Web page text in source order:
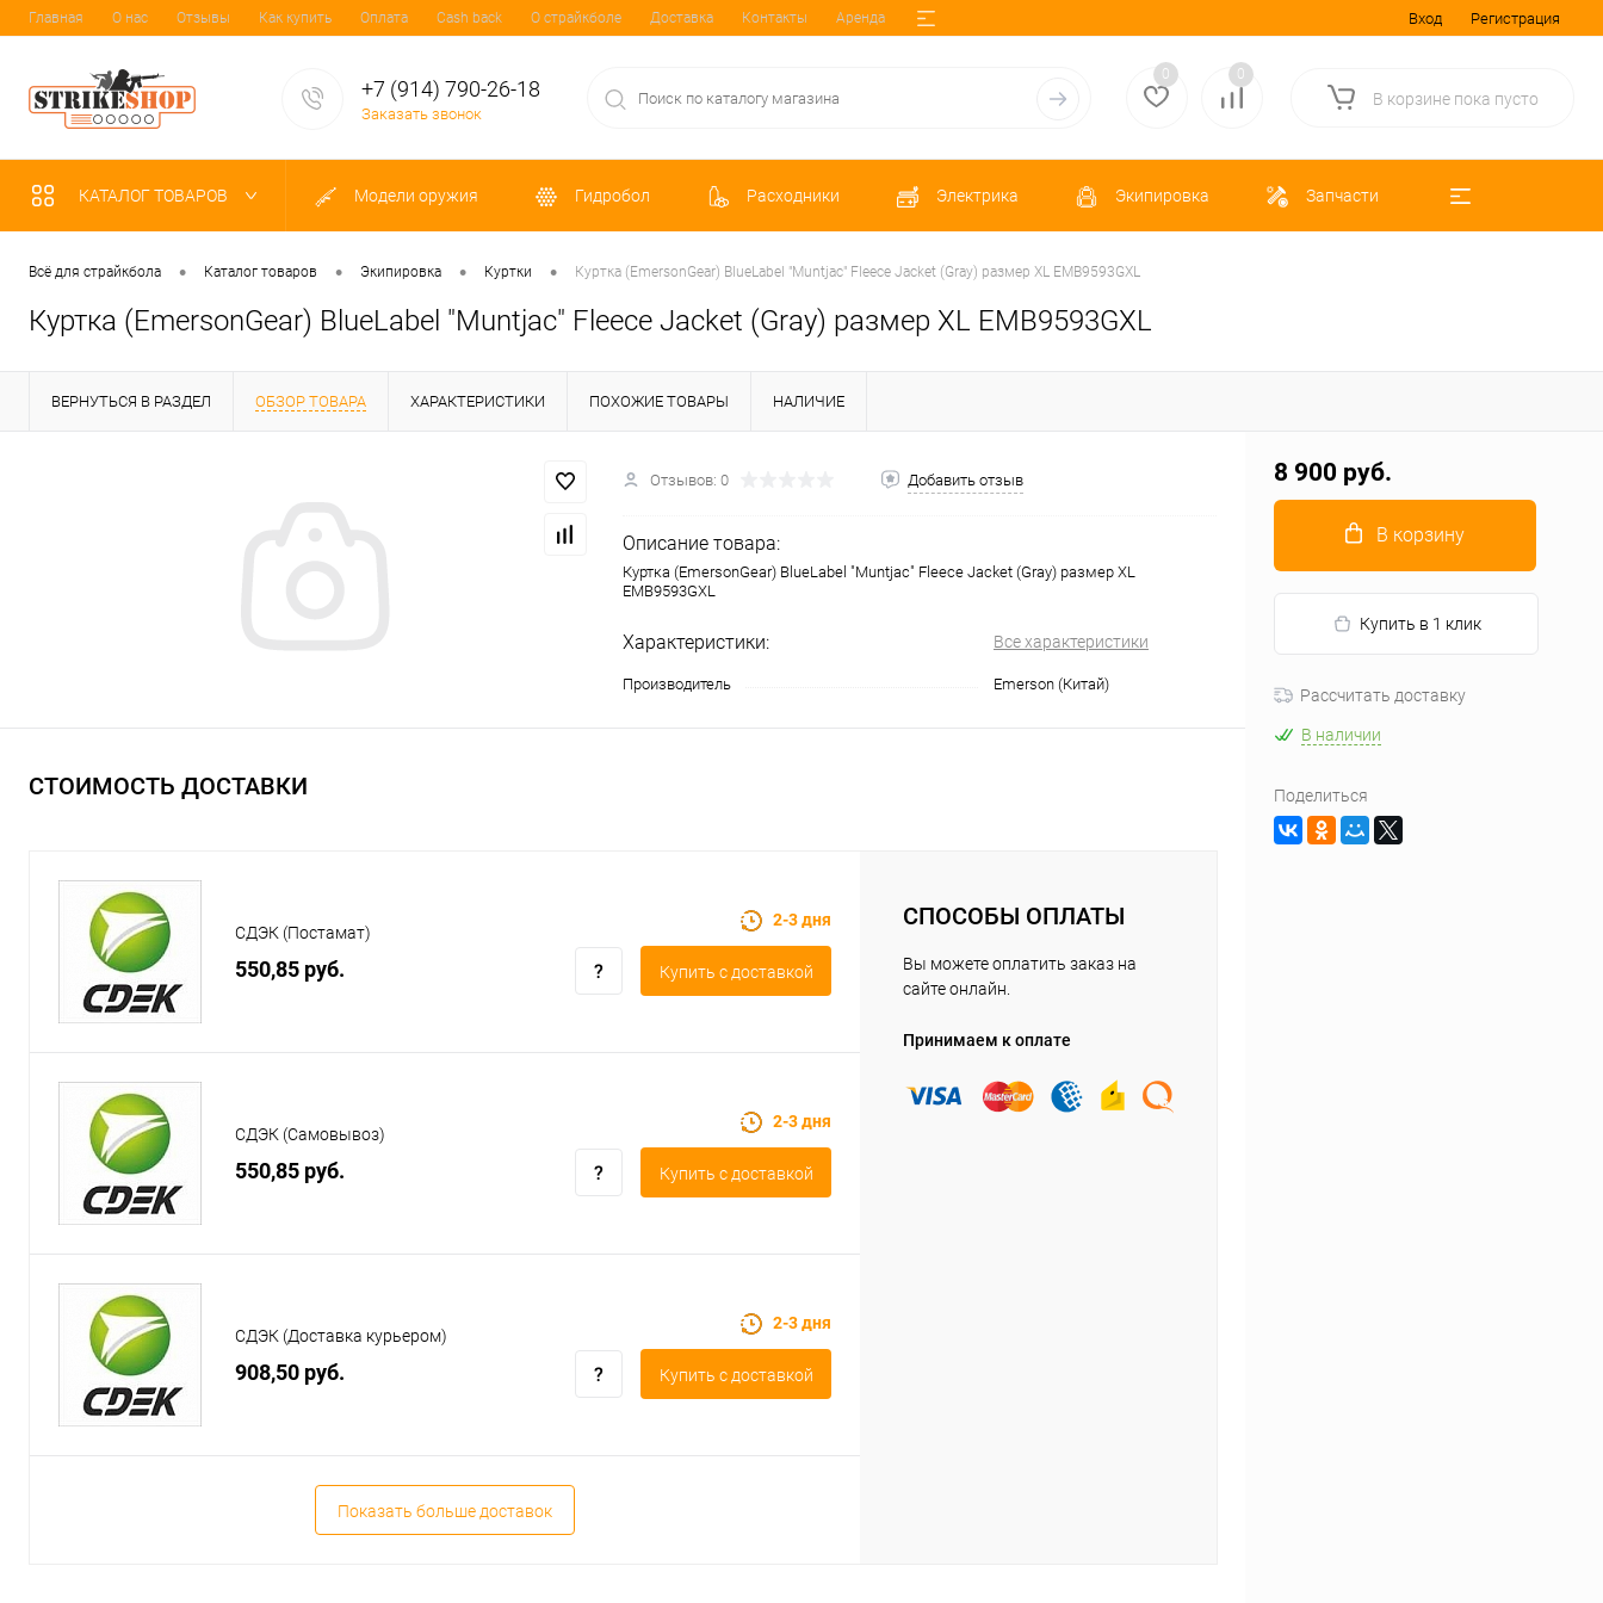
Главная О нас Отзывы Как купить Оплата Cash back О страйкболе Доставка Контакты Аренда Вход Регистрация
+7 (914) 790-26-18
Заказать звонок
0 0
В корзине пока пусто
КАТАЛОГ ТОВАРОВ Модели оружия Гидробол Расходники Электрика Экипировка Запчасти
Всё для страйкбола • Каталог товаров • Экипировка • Куртки • Куртка (EmersonGear) BlueLabel "Muntjac" Fleece Jacket (Gray) размер XL EMB9593GXL
Куртка (EmersonGear) BlueLabel "Muntjac" Fleece Jacket (Gray) размер XL EMB9593GXL
ВЕРНУТЬСЯ В РАЗДЕЛ ОБЗОР ТОВАРА ХАРАКТЕРИСТИКИ ПОХОЖИЕ ТОВАРЫ НАЛИЧИЕ
Отзывов: 0 Добавить отзыв
Описание товара:
Куртка (EmersonGear) BlueLabel "Muntjac" Fleece Jacket (Gray) размер XL
EMB9593GXL
Характеристики: Все характеристики
Производитель Emerson (Китай)
СТОИМОСТЬ ДОСТАВКИ
СДЭК (Постамат)
550,85 руб.
2-3 дня
Купить c доставкой
СДЭК (Самовывоз)
550,85 руб.
2-3 дня
Купить c доставкой
СДЭК (Доставка курьером)
908,50 руб.
2-3 дня
Купить c доставкой
Показать больше доставок
СПОСОБЫ ОПЛАТЫ
Вы можете оплатить заказ на
сайте онлайн.
Принимаем к оплате
8 900 руб.
В корзину
Купить в 1 клик
Рассчитать доставку
В наличии
Поделиться